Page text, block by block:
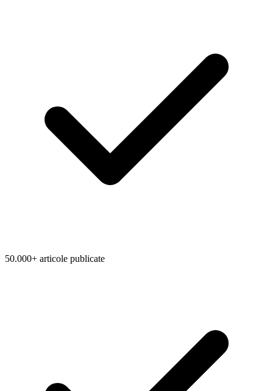
50.000+ articole publicate